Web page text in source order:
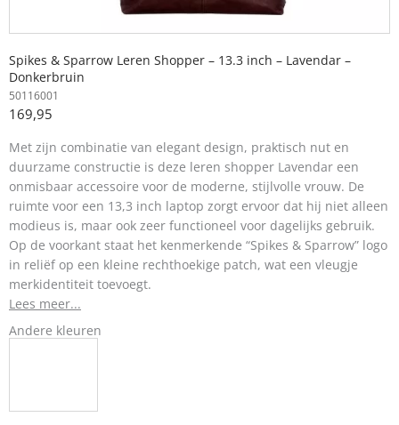
Spikes & Sparrow Leren Shopper – 13.3 inch – Lavendar –
Donkerbruin
50116001
169,95
Met zijn combinatie van elegant design, praktisch nut en
duurzame constructie is deze leren shopper Lavendar een
onmisbaar accessoire voor de moderne, stijlvolle vrouw. De
ruimte voor een 13,3 inch laptop zorgt ervoor dat hij niet alleen
modieus is, maar ook zeer functioneel voor dagelijks gebruik.
Op de voorkant staat het kenmerkende “Spikes & Sparrow” logo
in reliëf op een kleine rechthoekige patch, wat een vleugje
merkidentiteit toevoegt.
Lees meer...
Andere kleuren